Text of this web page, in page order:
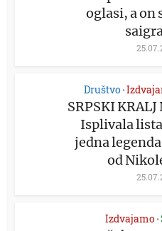
oglasi, a on
Društvo •
SRPSKI
Isplivala
jedna
od
Izdvajamo •